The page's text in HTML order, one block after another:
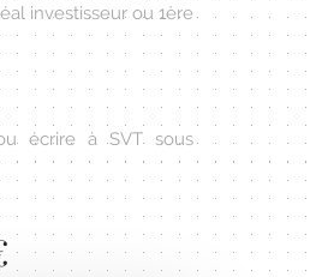
investisseur ou 1ère
écrire à SVT sous